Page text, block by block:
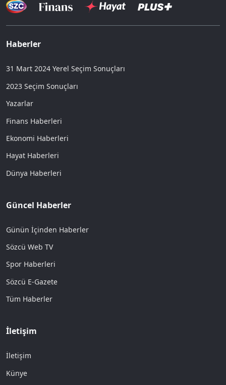
Haberler
31 Mart 2024 Yerel Seçim Sonuçları
2023 Seçim Sonuçları
Yazarlar
Finans Haberleri
Ekonomi Haberleri
Hayat Haberleri
Dünya Haberleri
Güncel Haberler
Günün İçinden Haberler
Sözcü Web TV
Spor Haberleri
Sözcü E-Gazete
Tüm Haberler
İletişim
İletişim
Künye